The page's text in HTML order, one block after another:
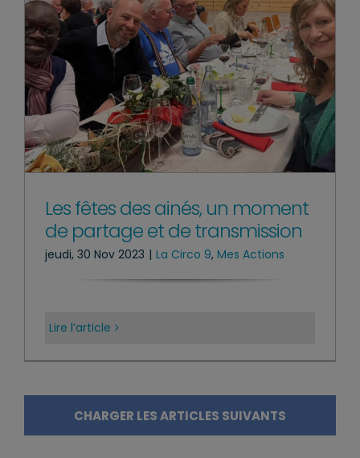
Les fêtes des ainés, un moment
de partage et de transmission
jeudi, 30 Nov 2023 | La Circo 9, Mes Actions
Lire l’article
CHARGER LES ARTICLES SUIVANTS